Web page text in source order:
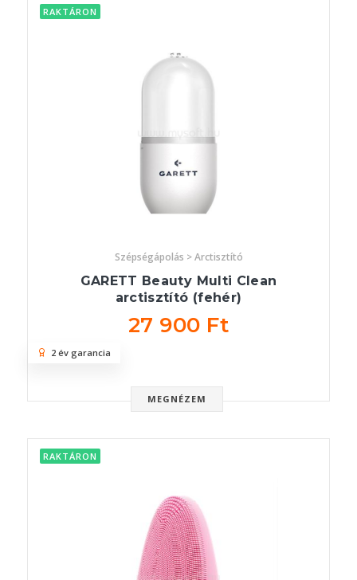
RAKTÁRON
Szépségápolás > Arctisztító
GARETT Beauty Multi Clean
arctisztító (fehér)
27 900 Ft
MEGNÉZEM
2 év garancia
RAKTÁRON